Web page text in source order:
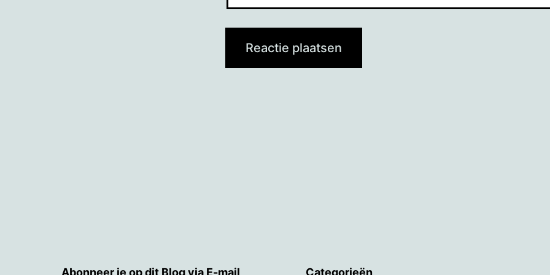
Abonneer je op dit Blog via E-mail Categorieën